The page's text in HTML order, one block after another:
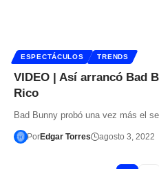
ESPECTÁCULOS TRENDS
VIDEO | Así arrancó Bad
Rico
Bad Bunny probó una vez más el
PorEdgar Torres agosto 3, 2022